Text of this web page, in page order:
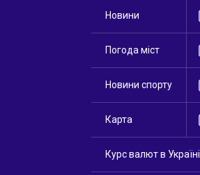
Новини
Погода міст
Новини спорту
Карта
Курс валют в Україні